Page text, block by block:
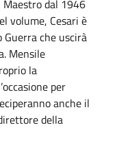
Maestro dal 1946
volume, Cesari è
Guerra che uscirà
Mensile
la
per
anche il
della